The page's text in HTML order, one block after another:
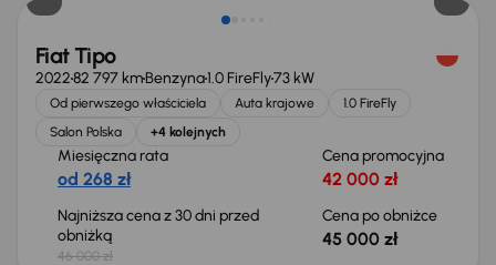
Fiat Tipo
202282 797 kmBenzyna1.0 FireFly73 kW
Od pierwszego właściciela Auta krajowe
1.0 FireFly
Salon Polska
+4 kolejnych
Miesięczna rata
od 268 zł
Cena promocyjna
42 000 zł
Najniższa cena z 30 dni przed
obniżką
46 000 zł
Cena po obniżce
45 000 zł